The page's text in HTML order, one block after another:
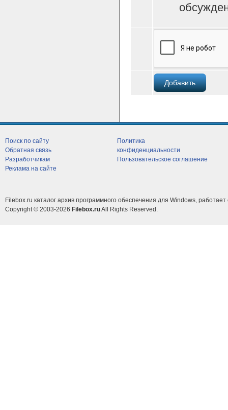
Поиск по сайту
Обратная связь
Разработчикам
Реклама на сайте
Политика
конфиденциальности
Пользовательское соглашение
Filebox.ru каталог архив программного обеспечения для Windows, работает
Copyright © 2003-2026 Filebox.ruAll Rights Reserved.